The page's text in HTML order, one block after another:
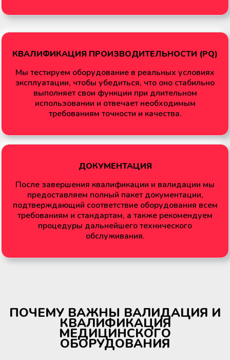
КВАЛИФИКАЦИЯ ПРОИЗВОДИТЕЛЬНОСТИ (PQ)
Мы тестируем оборудование в реальных условиях
эксплуатации, чтобы убедиться, что оно стабильно
выполняет свои функции при длительном
использовании и отвечает необходимым
требованиям точности и качества.
ДОКУМЕНТАЦИЯ
После завершения квалификации и валидации мы
предоставляем полный пакет документации,
подтверждающий соответствие оборудования всем
требованиям и стандартам, а также рекомендуем
процедуры дальнейшего технического
обслуживания.
ПОЧЕМУ ВАЖНЫ ВАЛИДАЦИЯ И
КВАЛИФИКАЦИЯ
МЕДИЦИНСКОГО
ОБОРУДОВАНИЯ